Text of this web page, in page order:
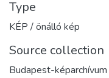
Type
KÉP / önálló kép
Source collection
Budapest-képarchívum